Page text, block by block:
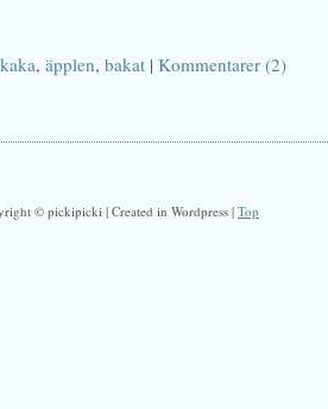
, äpplen, bakat | Kommentarer (2)
© pickipicki | Created in Wordpress | Top